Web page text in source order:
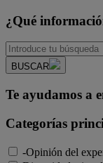
¿Qué
BUSCAR
Te ayudamos a
Categorías
-Opinión del